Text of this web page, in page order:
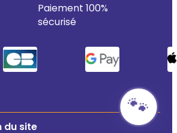
Paiement 100%
sécurisé
du site
🐾